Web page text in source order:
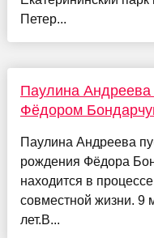
Петер...
Паулина Андреева
Фёдором
Паулина Андреева
рождения Фёдора
находится в
совместной жизни. 9
лет.В...